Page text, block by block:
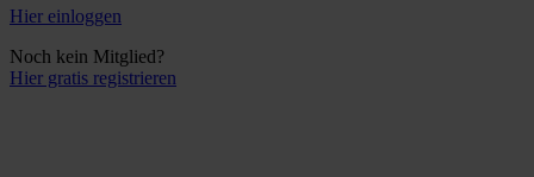
Hier einloggen
Noch kein Mitglied?
Hier gratis registrieren